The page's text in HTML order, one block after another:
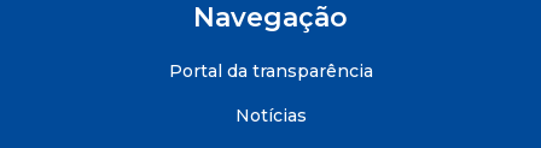
Navegação
Portal da transparência
Notícias